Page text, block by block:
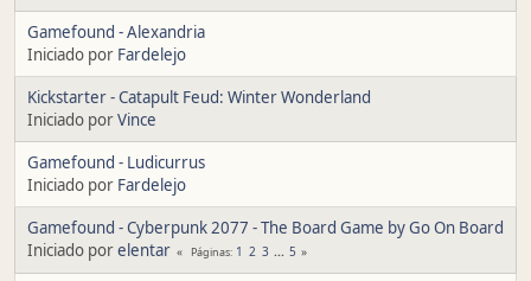
Gamefound - Alexandria
Iniciado por Fardelejo
Kickstarter - Catapult Feud: Winter Wonderland
Iniciado porVince
Gamefound - Ludicurrus
Iniciado por Fardelejo
Gamefound - Cyberpunk 2077 - The Board Game by Go On Board
Iniciado porelentar Páginas 1 2 3 ... 5